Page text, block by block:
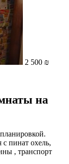
2 500 ₪
на
пинат охель,
, транспорт